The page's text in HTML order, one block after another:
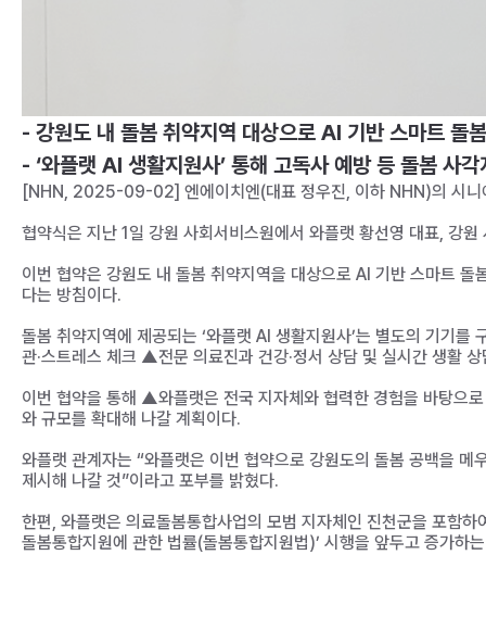
- 강원도 내 돌봄 취약지역 대상으로 AI 기반 스마트 돌
- ‘와플랫 AI 생활지원사’ 통해 고독사 예방 등 돌봄 사
[NHN, 2025-09-02] 엔에이치엔(대표 정우진, 이하 NHN)의 시니
협약식은 지난 1일 강원 사회서비스원에서 와플랫 황선영 대표, 강
이번 협약은 강원도 내 돌봄 취약지역을 대상으로 AI 기반 스마트
다는 방침이다.
돌봄 취약지역에 제공되는 ‘와플랫 AI 생활지원사’는 별도의 기기
관·스트레스 체크 ▲전문 의료진과 건강·정서 상담 및 실시간 생활
이번 협약을 통해 ▲와플랫은 전국 지자체와 협력한 경험을 바탕으
와 규모를 확대해 나갈 계획이다.
와플랫 관계자는 “와플랫은 이번 협약으로 강원도의 돌봄 공백을
제시해 나갈 것”이라고 포부를 밝혔다.
한편, 와플랫은 의료돌봄통합사업의 모범 지자체인 진천군을 포함
돌봄통합지원에 관한 법률(돌봄통합지원법)’ 시행을 앞두고 증가